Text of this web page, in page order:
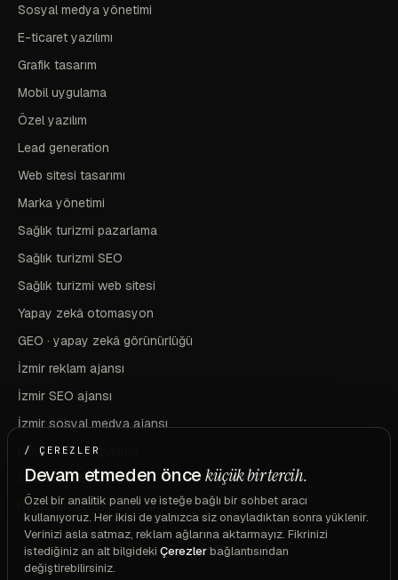
Sosyal medya yönetimi
E-ticaret yazılımı
Grafik tasarım
Mobil uygulama
Özel yazılım
Lead generation
Web sitesi tasarımı
Marka yönetimi
Sağlık turizmi pazarlama
Sağlık turizmi SEO
Sağlık turizmi web sitesi
Yapay zekâ otomasyon
GEO · yapay zekâ görünürlüğü
İzmir reklam ajansı
İzmir SEO ajansı
İzmir sosyal medya ajansı
İzmir mobil uygulama
İzmir marka ve kimlik
Restoran sipariş sistemi
/ ÇEREZLER
Devam etmeden önceküçük bir tercih.
Özel bir analitik paneli ve isteğe bağlı bir sohbet aracı
kullanıyoruz. Her ikisi de yalnızca siz onayladıktan sonra yüklenir.
Verinizi asla satmaz, reklam ağlarına aktarmayız. Fikrinizi
istediğiniz an alt bilgideki Çerezlerbağlantısından
değiştirebilirsiniz.